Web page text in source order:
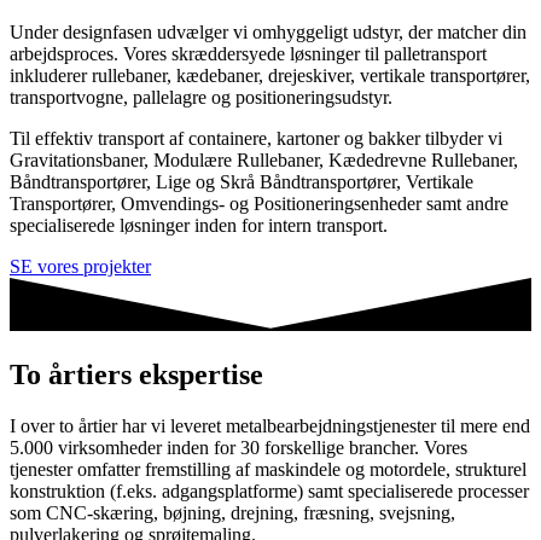
Under designfasen udvælger vi omhyggeligt udstyr, der matcher din
arbejdsproces. Vores skræddersyede løsninger til palletransport
inkluderer rullebaner, kædebaner, drejeskiver, vertikale transportører,
transportvogne, pallelagre og positioneringsudstyr.
Til effektiv transport af containere, kartoner og bakker tilbyder vi
Gravitationsbaner, Modulære Rullebaner, Kædedrevne Rullebaner,
Båndtransportører, Lige og Skrå Båndtransportører, Vertikale
Transportører, Omvendings- og Positioneringsenheder samt andre
specialiserede løsninger inden for intern transport.
SE vores projekter
To årtiers ekspertise
I over to årtier har vi leveret metalbearbejdningstjenester til mere end
5.000 virksomheder inden for 30 forskellige brancher. Vores
tjenester omfatter fremstilling af maskindele og motordele, strukturel
konstruktion (f.eks. adgangsplatforme) samt specialiserede processer
som CNC-skæring, bøjning, drejning, fræsning, svejsning,
pulverlakering og sprøjtemaling.